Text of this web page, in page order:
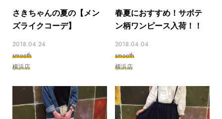
さきちゃんの夏の【メン
ズライクコーデ】
2018.04.24
smooth
横浜店
春夏におすすめ！サボテ
ン柄ワンピース入荷！！
2018.04.04
smooth
横浜店